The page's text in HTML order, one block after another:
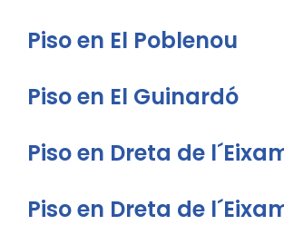
Piso en El Poblenou
Piso en El Guinardó
Piso en Dreta de
Piso en Dreta de